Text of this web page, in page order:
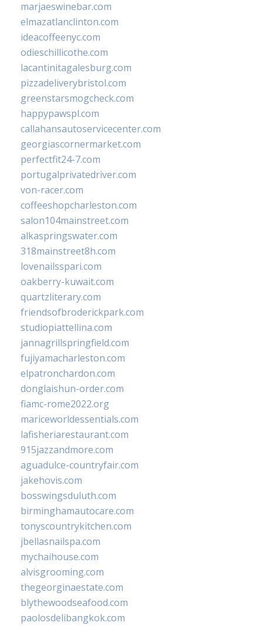
marjaeswinebar.com
elmazatlanclinton.com
ideacoffeenyc.com
odieschillicothe.com
lacantinitagalesburg.com
pizzadeliverybristol.com
greenstarsmogcheck.com
happypawspl.com
callahansautoservicecenter.com
georgiascornermarket.com
perfectfit24-7.com
portugalprivatedriver.com
von-racer.com
coffeeshopcharleston.com
salon104mainstreet.com
alkaspringswater.com
318mainstreet8h.com
lovenailsspari.com
oakberry-kuwait.com
quartzliterary.com
friendsofbroderickpark.com
studiopiattellina.com
jannagrillspringfield.com
fujiyamacharleston.com
elpatronchardon.com
donglaishun-order.com
fiamc-rome2022.org
mariceworldessentials.com
lafisheriarestaurant.com
915jazzandmore.com
aguadulce-countryfair.com
jakehovis.com
bosswingsduluth.com
birminghamautocare.com
tonyscountrykitchen.com
jbellasnailspa.com
mychaihouse.com
alvisgrooming.com
thegeorginaestate.com
blythewoodseafood.com
paolosdelibangkok.com